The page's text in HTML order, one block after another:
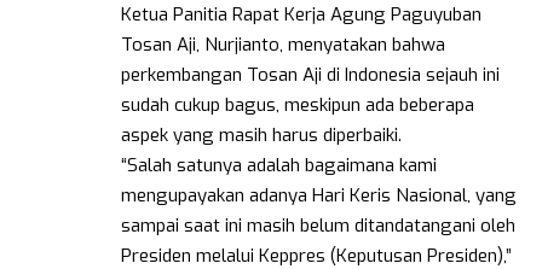
Ketua Panitia Rapat Kerja Agung Paguyuban
Tosan Aji, Nurjianto, menyatakan bahwa
perkembangan Tosan Aji di Indonesia sejauh ini
sudah cukup bagus, meskipun ada beberapa
aspek yang masih harus diperbaiki.
“Salah satunya adalah bagaimana kami
mengupayakan adanya Hari Keris Nasional, yang
sampai saat ini masih belum ditandatangani oleh
Presiden melalui Keppres (Keputusan Presiden),”